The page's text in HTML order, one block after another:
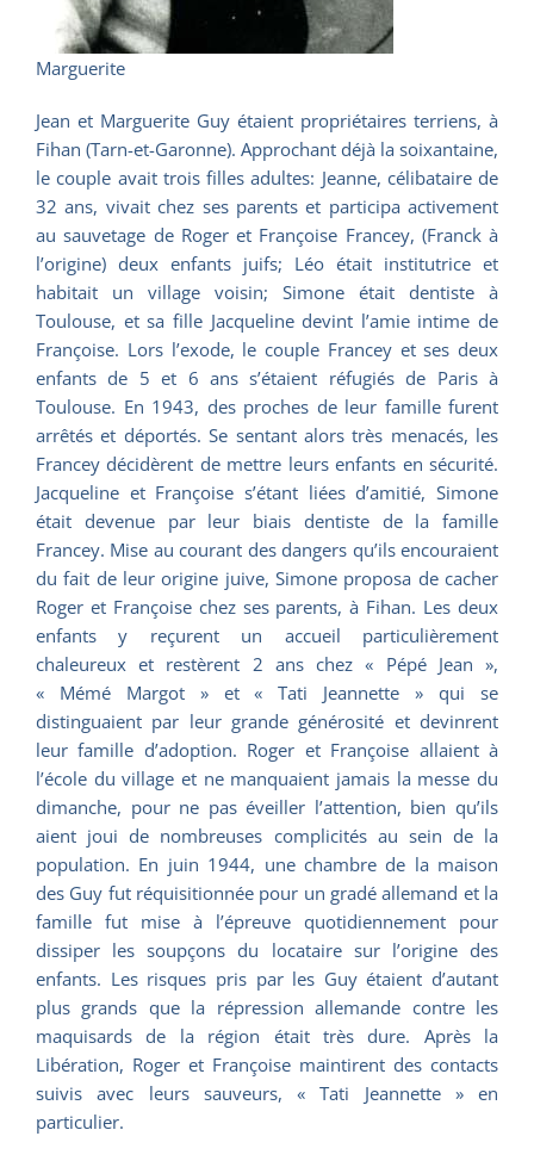
Marguerite
Jean et Marguerite Guy étaient propriétaires terriens, à
Fihan (Tarn-et-Garonne). Approchant déjà la soixantaine,
le couple avait trois filles adultes: Jeanne, célibataire de
32 ans, vivait chez ses parents et participa activement
au sauvetage de Roger et Françoise Francey, (Franck à
l’origine) deux enfants juifs; Léo était institutrice et
habitait un village voisin; Simone était dentiste à
Toulouse, et sa fille Jacqueline devint l’amie intime de
Françoise. Lors l’exode, le couple Francey et ses deux
enfants de 5 et 6 ans s’étaient réfugiés de Paris à
Toulouse. En 1943, des proches de leur famille furent
arrêtés et déportés. Se sentant alors très menacés, les
Francey décidèrent de mettre leurs enfants en sécurité.
Jacqueline et Françoise s’étant liées d’amitié, Simone
était devenue par leur biais dentiste de la famille
Francey. Mise au courant des dangers qu’ils encouraient
du fait de leur origine juive, Simone proposa de cacher
Roger et Françoise chez ses parents, à Fihan. Les deux
enfants y reçurent un accueil particulièrement
chaleureux et restèrent 2 ans chez « Pépé Jean »,
« Mémé Margot » et « Tati Jeannette » qui se
distinguaient par leur grande générosité et devinrent
leur famille d’adoption. Roger et Françoise allaient à
l’école du village et ne manquaient jamais la messe du
dimanche, pour ne pas éveiller l’attention, bien qu’ils
aient joui de nombreuses complicités au sein de la
population. En juin 1944, une chambre de la maison
des Guy fut réquisitionnée pour un gradé allemand et la
famille fut mise à l’épreuve quotidiennement pour
dissiper les soupçons du locataire sur l’origine des
enfants. Les risques pris par les Guy étaient d’autant
plus grands que la répression allemande contre les
maquisards de la région était très dure. Après la
Libération, Roger et Françoise maintirent des contacts
suivis avec leurs sauveurs, « Tati Jeannette » en
particulier.